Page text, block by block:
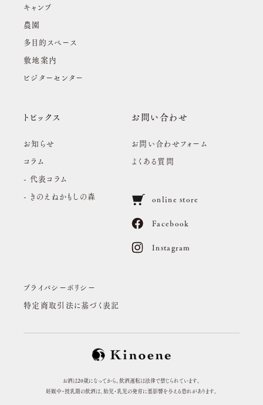
キャンプ
農園
多目的スペース
敷地案内
ビジターセンター
トピックス
お知らせ
コラム
- 代表コラム
- きのえねかもしの森
お問い合わせ
お問い合わせフォーム
よくある質問
online store
Facebook
Instagram
プライバシーポリシー
特定商取引法に基づく表記
お酒は20歳になってから。飲酒運転は法律で禁じられています。
妊娠中・授乳期の飲酒は、胎児・乳児の発育に悪影響を与える恐れがあります。